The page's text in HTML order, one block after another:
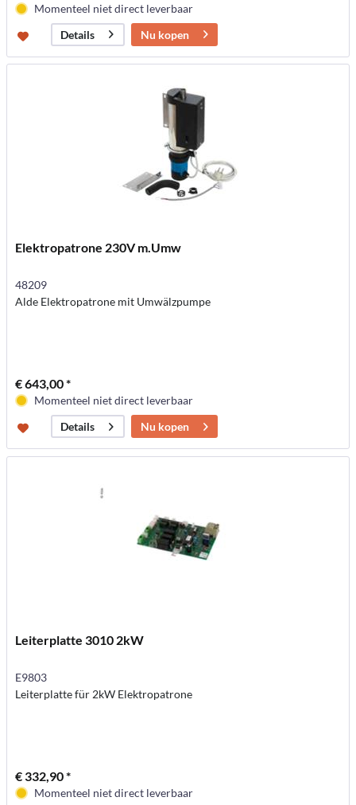
Momenteel niet direct leverbaar
Details
Nu kopen
Elektropatrone 230V m.Umw
48209
Alde Elektropatrone mit Umwälzpumpe
€ 643,00 *
Momenteel niet direct leverbaar
Details
Nu kopen
Leiterplatte 3010 2kW
E9803
Leiterplatte für 2kW Elektropatrone
€ 332,90 *
Momenteel niet direct leverbaar